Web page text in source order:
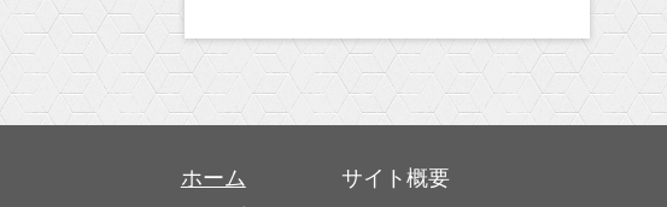
ホーム
サイト概要